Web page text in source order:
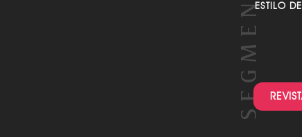
ESTILO